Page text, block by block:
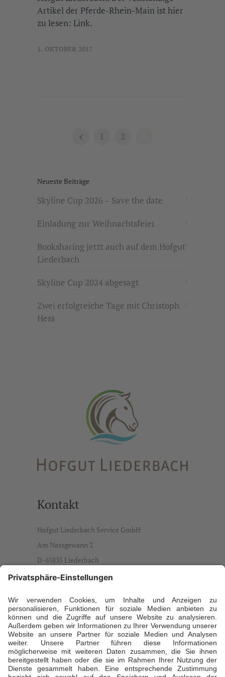
Artikel der Pferde-Rhein-Main ist hier
zu lesen: Link.
1. OKTOBER 2017
1 2
Neueste Beiträge
Skyline Cup 2026 – Save the date
Einladung zur Weihnachtsfeier
Booksharing jetzt auch auf dem Hofgut
Liederbach
Skyline Cup 2024 abgesagt
Zwei erfolgreiche Tage mit Christoph
Hess
Kontakt
Hofgut Liederbach Service GmbH
Am Nassgewann 2
D-65835 Liederbach
info@hofgut-liederbach.de
Ansprechpartner
Daniela Büdenbender, Geschäftsführerin
T +49 173 5941929